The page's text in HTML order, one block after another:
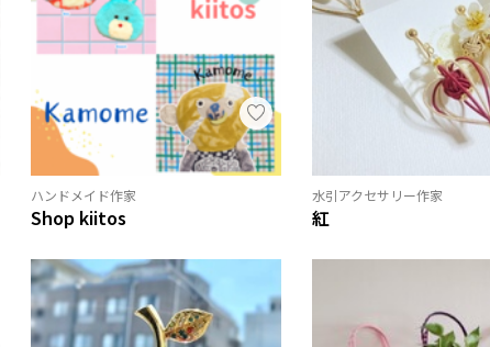
ハンドメイド作家
Shop kiitos
水引アクセサリー作家
紅